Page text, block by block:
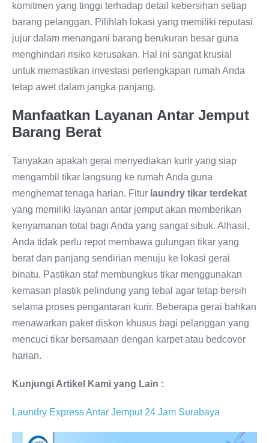
komitmen yang tinggi terhadap detail kebersihan setiap
barang pelanggan. Pilihlah lokasi yang memiliki reputasi
jujur dalam menangani barang berukuran besar guna
menghindari risiko kerusakan. Hal ini sangat krusial
untuk memastikan investasi perlengkapan rumah Anda
tetap awet dalam jangka panjang.
Manfaatkan Layanan Antar Jemput
Barang Berat
Tanyakan apakah gerai menyediakan kurir yang siap
mengambil tikar langsung ke rumah Anda guna
menghemat tenaga harian. Fitur laundry tikar terdekat
yang memiliki layanan antar jemput akan memberikan
kenyamanan total bagi Anda yang sangat sibuk. Alhasil,
Anda tidak perlu repot membawa gulungan tikar yang
berat dan panjang sendirian menuju ke lokasi gerai
binatu. Pastikan staf membungkus tikar menggunakan
kemasan plastik pelindung yang tebal agar tetap bersih
selama proses pengantaran kurir. Beberapa gerai bahkan
menawarkan paket diskon khusus bagi pelanggan yang
mencuci tikar bersamaan dengan karpet atau bedcover
harian.
Kunjungi Artikel Kami yang Lain :
Laundry Express Antar Jemput 24 Jam Surabaya